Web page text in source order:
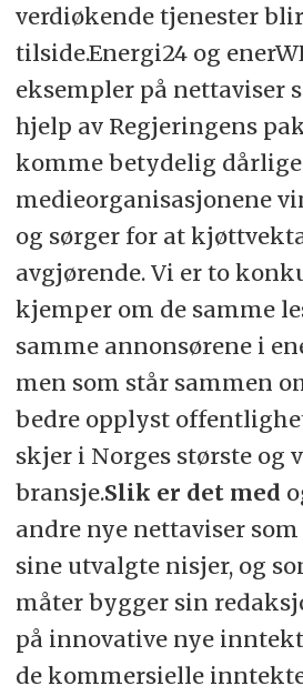
verdiøkende tjenester
tilside.Energi24 og
eksempler på nettaviser
hjelp av Regjeringens
komme betydelig
medieorganisasjonene
og sørger for at
avgjørende. Vi er to
kjemper om de samme
samme annonsørene i
men som står sammen
bedre opplyst
skjer i Norges største og
bransje.Slik er det med
andre nye nettaviser
sine utvalgte nisjer, og
måter bygger sin
på innovative nye
de kommersielle